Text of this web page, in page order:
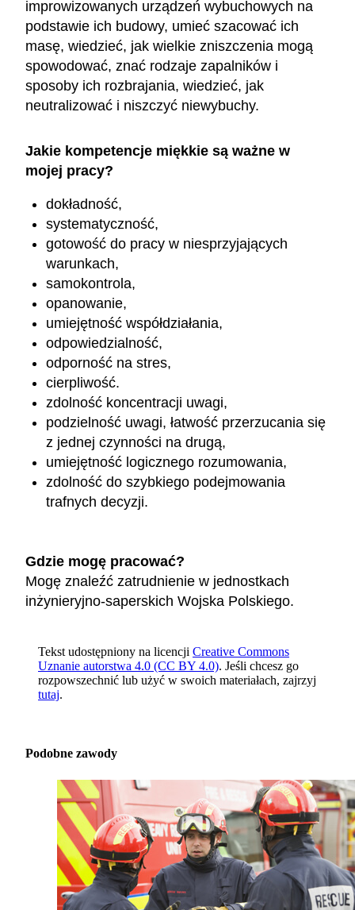
improwizowanych urządzeń wybuchowych na
podstawie ich budowy, umieć szacować ich
masę, wiedzieć, jak wielkie zniszczenia mogą
spowodować, znać rodzaje zapalników i
sposoby ich rozbrajania, wiedzieć, jak
neutralizować i niszczyć niewybuchy.
Jakie kompetencje miękkie są ważne w
mojej pracy?
dokładność,
systematyczność,
gotowość do pracy w niesprzyjających
warunkach,
samokontrola,
opanowanie,
umiejętność współdziałania,
odpowiedzialność,
odporność na stres,
cierpliwość.
zdolność koncentracji uwagi,
podzielność uwagi, łatwość przerzucania się
z jednej czynności na drugą,
umiejętność logicznego rozumowania,
zdolność do szybkiego podejmowania
trafnych decyzji.
Gdzie mogę pracować?
Mogę znaleźć zatrudnienie w jednostkach
inżynieryjno-saperskich Wojska Polskiego.
Tekst udostępniony na licencji Creative Commons
Uznanie autorstwa 4.0 (CC BY 4.0). Jeśli chcesz go
rozpowszechnić lub użyć w swoich materiałach, zajrzyj
tutaj.
Podobne zawody